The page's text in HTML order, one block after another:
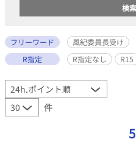
フリーワード
風紀委員長受け
R指定
R指定なし R15
件
5